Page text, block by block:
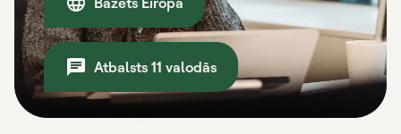
Atbalsts 11 valodās